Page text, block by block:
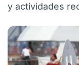
y actividades